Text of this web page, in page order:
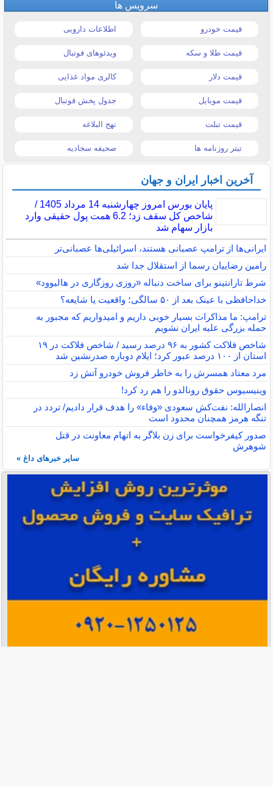
سرویس ها
قیمت خودرو اطلاعات دارویی
قیمت طلا و سکه ویدئوهای فوتبال
قیمت دلار کالری مواد غذایی
قیمت موبایل جدول پخش فوتبال
قیمت تبلت نهج البلاغه
تیتر روزنامه ها صحیفه سجادیه
آخرین اخبار ایران و جهان
پایان بورس امروز چهارشنبه 14 مرداد 1405 /
شاخص کل سقف زد؛ 6.2 همت پول حقیقی وارد
بازار سهام شد
ایرانی‌ها از ترامپ عصبانی هستند، اسرائیلی‌ها عصبانی‌تر
رامین رضاییان رسما از استقلال جدا شد
شرط تارانتینو برای ساخت دنباله «روزی روزگاری در هالیوود»
خداحافظی با عینک بعد از ۵۰ سالگی؛ واقعیت یا شایعه؟
ترامپ: ما مذاکرات بسیار خوبی داریم و امیدواریم که مجبور به
حمله بزرگی علیه ایران نشویم
شاخص فلاکت کشور به ۹۶ درصد رسید / شاخص فلاکت در ۱۹
استان از ۱۰۰ درصد عبور کرد؛ ایلام دوباره صدرنشین شد
مرد معتاد همسرش را به خاطر فروش خودرو آتش زد
وینیسیوس حقوق رونالدو را هم رد کرد!
انصارالله: نفت‌کش سعودی «وفاء» را هدف قرار دادیم/ تردد در
تنگه هرمز همچنان محدود است
صدور کیفرخواست برای زن بلاگر به اتهام معاونت در قتل
شوهرش
سایر خبرهای داغ »